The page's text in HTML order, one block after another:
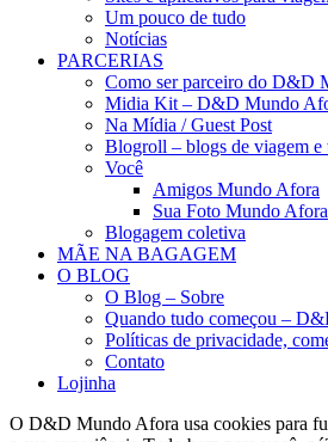
Um pouco de tudo
Notícias
PARCERIAS
Como ser parceiro do D&D
Midia Kit – D&D Mundo
Na Mídia / Guest Post
Blogroll – blogs de viagem e
Você
Amigos Mundo Afora
Sua Foto Mundo Afora
Blogagem coletiva
MÃE NA BAGAGEM
O BLOG
O Blog – Sobre
Quando tudo começou –
Políticas de privacidade,
Contato
Lojinha
O D&D Mundo Afora usa cookies para